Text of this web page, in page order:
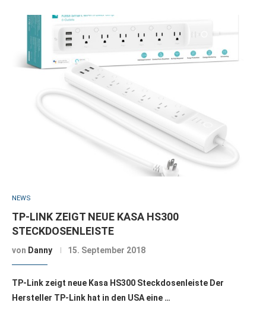
NEWS
TP-LINK ZEIGT NEUE KASA HS300
STECKDOSENLEISTE
von Danny 15. September 2018
TP-Link zeigt neue Kasa HS300 Steckdosenleiste Der
Hersteller TP-Link hat in den USA eine …